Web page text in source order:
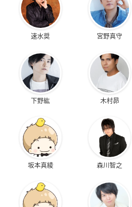
速水奨 宮野真守
下野紘 木村昴
坂本真綾 森川智之